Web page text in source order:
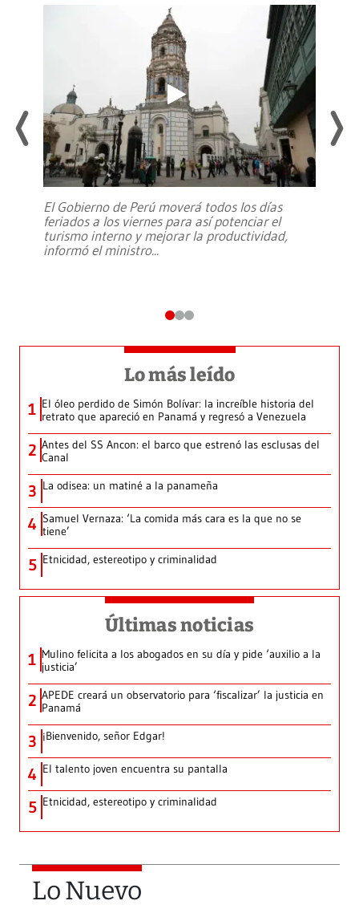
El Gobierno de Perú moverá todos los días
feriados a los viernes para así potenciar el
turismo interno y mejorar la productividad,
informó el ministro...
Lo más leído
1 El óleo perdido de Simón Bolívar: la increíble historia del
retrato que apareció en Panamá y regresó a Venezuela
2 Antes del SS Ancon: el barco que estrenó las esclusas del
Canal
3 La odisea: un matiné a la panameña
4 Samuel Vernaza: ‘La comida más cara es la que no se
tiene’
5 Etnicidad, estereotipo y criminalidad
Últimas noticias
1 Mulino felicita a los abogados en su día y pide ‘auxilio a la
justicia’
2 APEDE creará un observatorio para ‘fiscalizar’ la justicia en
Panamá
3 ¡Bienvenido, señor Edgar!
4 El talento joven encuentra su pantalla​
5 Etnicidad, estereotipo y criminalidad
Lo Nuevo